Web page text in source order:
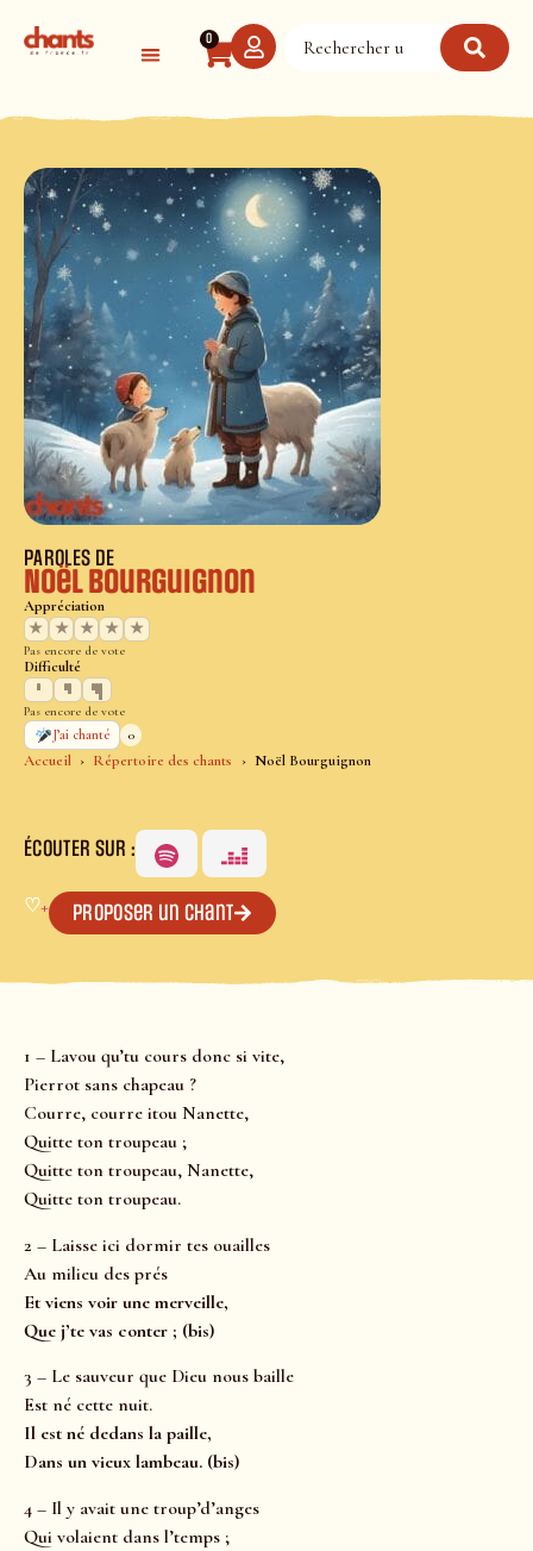
0
Accueil Répertoire des chants Noël Bourguignon
PAROLES DE
Noël Bourguignon
Appréciation
★
★ ★ ★ ★
Pas encore de vote
Difficulté
Pas encore de vote
J’ai chanté
0
ÉCOUTER SUR :
♡+ Proposer un chant
1 – Lavou qu’tu cours donc si vite,
Pierrot sans chapeau ?
Courre, courre itou Nanette,
Quitte ton troupeau ;
Quitte ton troupeau, Nanette,
Quitte ton troupeau.
2 – Laisse ici dormir tes ouailles
Au milieu des prés
Et viens voir une merveille,
Que j’te vas conter ; (bis)
3 – Le sauveur que Dieu nous baille
Est né cette nuit.
Il est né dedans la paille,
Dans un vieux lambeau. (bis)
4 – Il y avait une troup’d’anges
Qui volaient dans l’temps ;